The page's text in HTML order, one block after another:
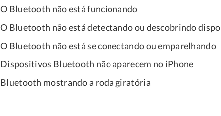
O Bluetooth não está funcionando
O Bluetooth não está detectando ou descobrindo
O Bluetooth não está se conectando ou emparelhando
Dispositivos Bluetooth não aparecem no iPhone
Bluetooth mostrando a roda giratória